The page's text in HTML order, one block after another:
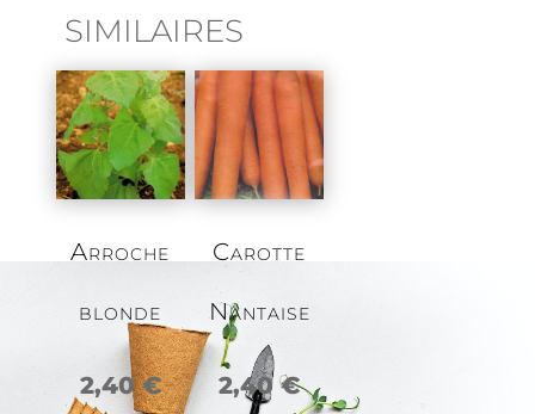
SIMILAIRES
Arroche
blonde
2,40€
Carotte
Nantaise
2,40€